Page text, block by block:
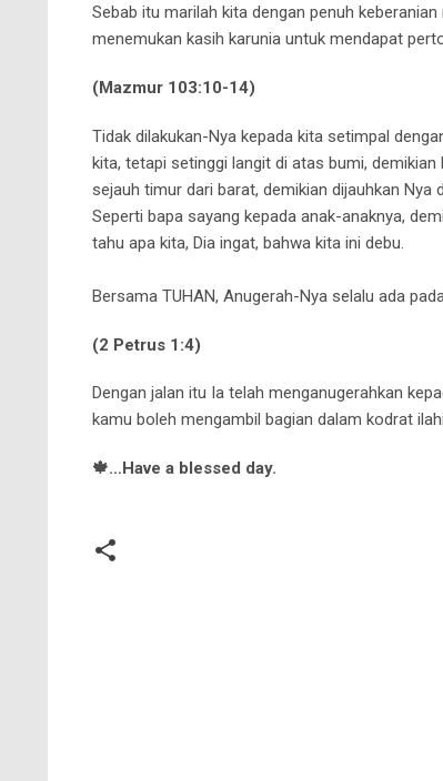
Sebab itu marilah kita dengan penuh
menemukan kasih karunia untuk mendapat
(Mazmur 103:10-14)
Tidak dilakukan-Nya kepada kita setimpal
kita, tetapi setinggi langit di atas bumi,
sejauh timur dari barat, demikian dijauhkan Nya
Seperti bapa sayang kepada anak-anaknya,
tahu apa kita, Dia ingat, bahwa kita ini debu.
Bersama TUHAN, Anugerah-Nya selalu ada
(2 Petrus 1:4)
Dengan jalan itu Ia telah menganugerahkan
kamu boleh mengambil bagian dalam kodrat
🍁…Have a blessed day.